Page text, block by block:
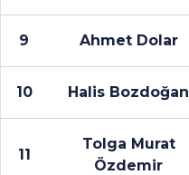
9 Ahmet Dolar
10 Halis Bozdoğan
11
Tolga Murat
Özdemir